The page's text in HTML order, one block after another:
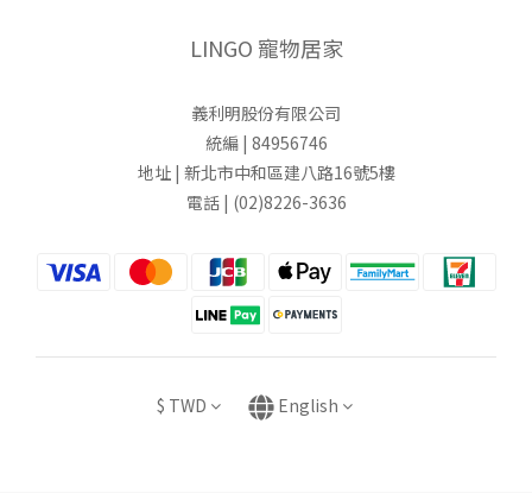
LINGO 寵物居家
義利明股份有限公司
統編 | 84956746
地址 | 新北市中和區建八路16號5樓
電話 | (02)8226-3636
$ TWD English